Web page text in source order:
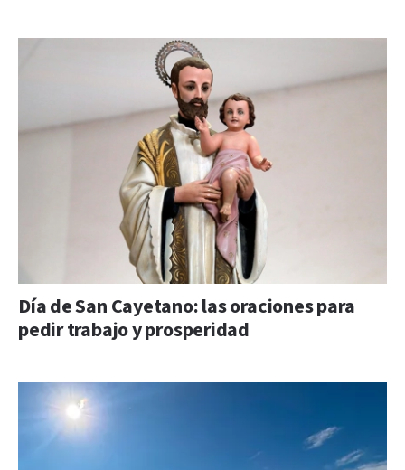
Día de San Cayetano: las oraciones para
pedir trabajo y prosperidad